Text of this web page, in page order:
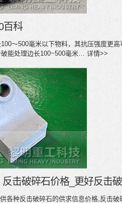
百科
～500毫米以下物料，其抗压强度更
能处理边长100~500毫米… 详情>>
反击破碎石价格_更好反击
各种反击破碎石的供求信息价格,反击